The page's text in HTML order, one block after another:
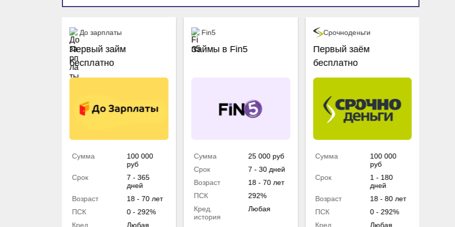
До зарплаты
Первый займ
бесплатно
Сумма
100 000
руб
Срок
7 - 365
дней
Возраст
18 - 70 лет
ПСК
0 - 292%
Кред.
Любая
Fin5
Займы в Fin5
Сумма
25 000 руб
Срок
7 - 30 дней
Возраст
18 - 70 лет
ПСК
292%
Кред.
история
Любая
Срочноденьги
Первый заём
бесплатно
Сумма
100 000
руб
Срок
1 - 180
дней
Возраст
18 - 80 лет
ПСК
0 - 292%
Кред.
Любая